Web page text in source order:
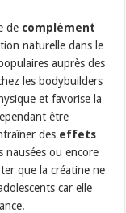
de complément
naturelle dans le
auprès des
les bodybuilders
et favorise la
être
des effets
nausées ou encore
que la créatine ne
car elle